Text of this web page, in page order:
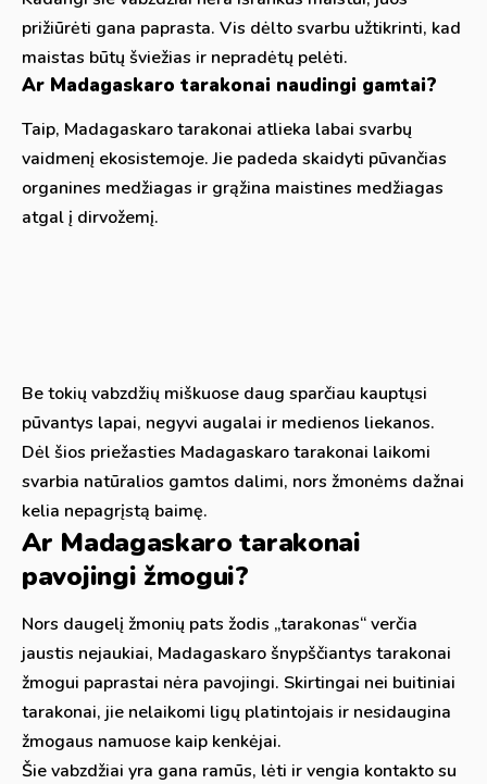
prižiūrėti gana paprasta. Vis dėlto svarbu užtikrinti, kad
maistas būtų šviežias ir nepradėtų pelėti.
Ar Madagaskaro tarakonai naudingi gamtai?
Taip, Madagaskaro tarakonai atlieka labai svarbų
vaidmenį ekosistemoje. Jie padeda skaidyti pūvančias
organines medžiagas ir grąžina maistines medžiagas
atgal į dirvožemį.
Be tokių vabzdžių miškuose daug sparčiau kauptųsi
pūvantys lapai, negyvi augalai ir medienos liekanos.
Dėl šios priežasties Madagaskaro tarakonai laikomi
svarbia natūralios gamtos dalimi, nors žmonėms dažnai
kelia nepagrįstą baimę.
Ar Madagaskaro tarakonai
pavojingi žmogui?
Nors daugelį žmonių pats žodis „tarakonas“ verčia
jaustis nejaukiai, Madagaskaro šnypščiantys tarakonai
žmogui paprastai nėra pavojingi. Skirtingai nei buitiniai
tarakonai, jie nelaikomi ligų platintojais ir nesidaugina
žmogaus namuose kaip kenkėjai.
Šie vabzdžiai yra gana ramūs, lėti ir vengia kontakto su